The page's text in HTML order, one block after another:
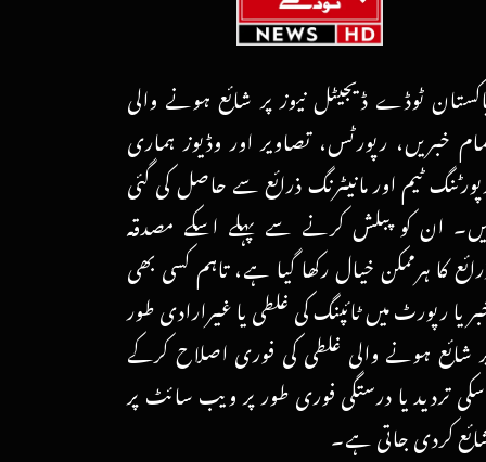
ٹوڈے ڈیجیٹل نیوز پر شائع ہونے والی
خبریں، رپورٹس، تصاویر اور وڈیوز ہماری
ٹیم اور مانیٹرنگ ذرائع سے حاصل کی گئی
ان کو پبلش کرنے سے پہلے اسکے مصدقہ
کا ہرممکن خیال رکھا گیا ہے، تاہم کسی بھی
یا رپورٹ میں ٹائپنگ کی غلطی یا غیرارادی طور
شائع ہونے والی غلطی کی فوری اصلاح کرکے
تردید یا درستگی فوری طور پر ویب سائٹ پر
کردی جاتی ہے۔